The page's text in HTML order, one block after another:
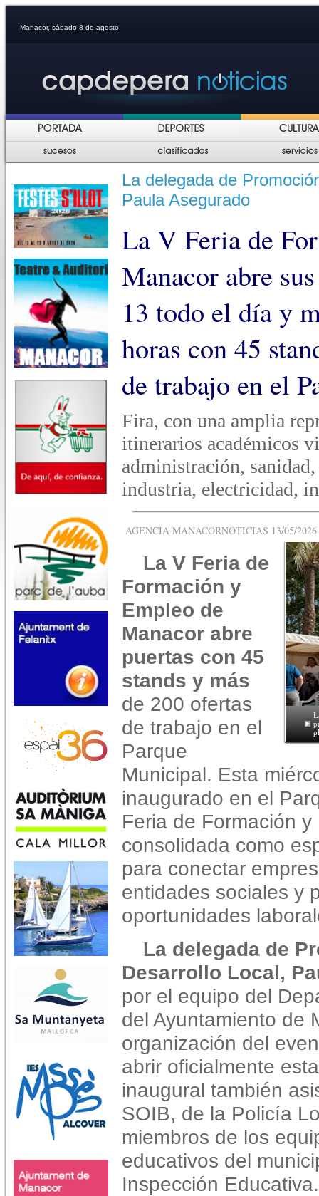
Manacor, sábado 8 de agosto
La delegada de
Paula Asegurado
La V Feria de
Manacor abre
13 todo el día y
horas con 45
de trabajo en el
Fira, con una amplia
itinerarios académicos
administración,
industria, electricidad,
AGENCIA MANACORNOTICIAS 13/05/
La V Feria de
Formación y
Empleo de
Manacor abre
puertas con 45
stands y más
de 200 ofertas
de trabajo en el
Parque
Municipal. Esta
inaugurado en el
Feria de Formación
consolidada como
para conectar
entidades sociales y
oportunidades
La delegada de
Desarrollo Local,
por el equipo del
del Ayuntamiento de
organización del
abrir oficialmente
inaugural también
SOIB, de la Policía
miembros de los
educativos del
Inspección Educativa.